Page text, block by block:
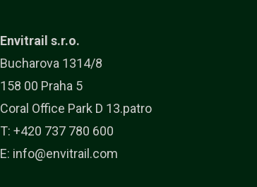
Envitrail s.r.o.
Bucharova 1314/8
158 00 Praha 5
Coral Office Park D 13.patro
T: +420 737 780 600
E: info@envitrail.com